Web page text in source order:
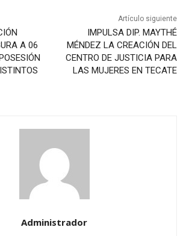
A 06
Artículo siguiente
IMPULSA DIP. MAYTHÉ
MÉNDEZ LA CREACIÓN DEL
CENTRO DE JUSTICIA PARA
LAS MUJERES EN TECATE
Administrador